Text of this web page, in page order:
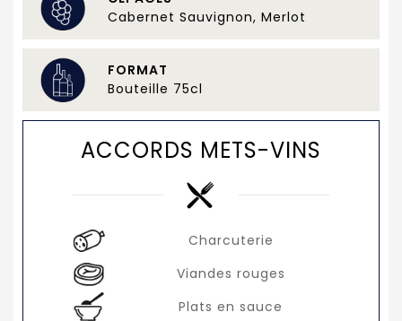
Cabernet Sauvignon, Merlot
FORMAT
Bouteille 75cl
ACCORDS METS-VINS
Charcuterie
Viandes rouges
Plats en sauce